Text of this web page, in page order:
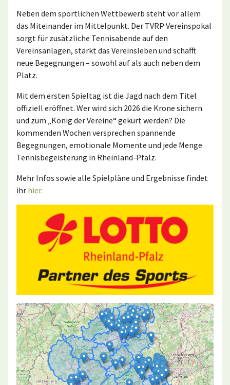
Neben dem sportlichen Wettbewerb steht vor allem
das Miteinander im Mittelpunkt. Der TVRP Vereinspokal
sorgt für zusätzliche Tennisabende auf den
Vereinsanlagen, stärkt das Vereinsleben und schafft
neue Begegnungen – sowohl auf als auch neben dem
Platz.
Mit dem ersten Spieltag ist die Jagd nach dem Titel
offiziell eröffnet. Wer wird sich 2026 die Krone sichern
und zum „König der Vereine“ gekürt werden? Die
kommenden Wochen versprechen spannende
Begegnungen, emotionale Momente und jede Menge
Tennisbegeisterung in Rheinland-Pfalz.
Mehr Infos sowie alle Spielpläne und Ergebnisse findet
ihr hier.